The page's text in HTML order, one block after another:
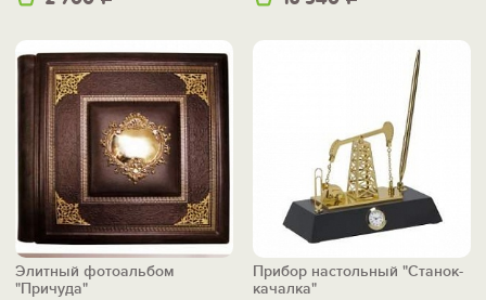
Элитный фотоальбом
"Причуда"
Прибор настольный "Станок-
качалка"